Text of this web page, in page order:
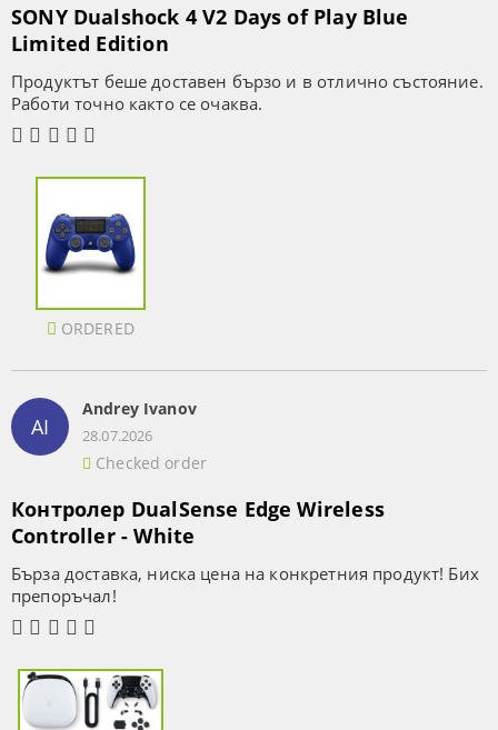
SONY Dualshock 4 V2 Days of Play Blue
Limited Edition
Продуктът беше доставен бързо и в отлично състояние.
Работи точно както се очаква.
ORDERED
AI
Andrey Ivanov
28.07.2026
Checked order
Контролер DualSense Edge Wireless
Controller - White
Бърза доставка, ниска цена на конкретния продукт! Бих
препоръчал!